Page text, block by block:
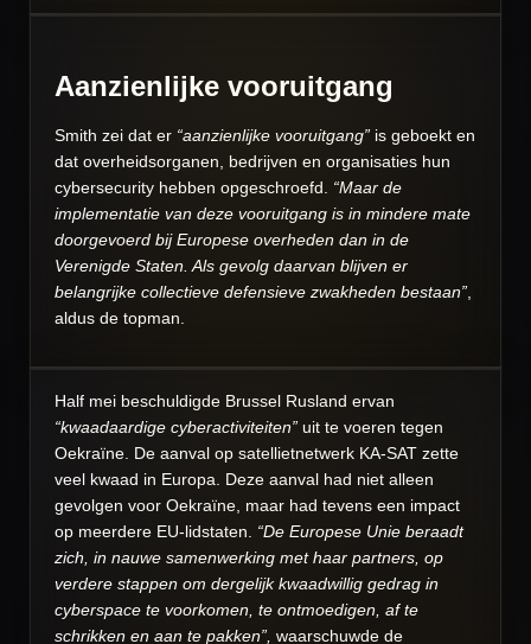
Aanzienlijke vooruitgang
Smith zei dat er “aanzienlijke vooruitgang” is geboekt en
dat overheidsorganen, bedrijven en organisaties hun
cybersecurity hebben opgeschroefd. “Maar de
implementatie van deze vooruitgang is in mindere mate
doorgevoerd bij Europese overheden dan in de
Verenigde Staten. Als gevolg daarvan blijven er
belangrijke collectieve defensieve zwakheden bestaan”
aldus de topman.
Half mei beschuldigde Brussel Rusland ervan
“kwaadaardige cyberactiviteiten” uit te voeren tegen
Oekraïne. De aanval op satellietnetwerk KA-SAT zette
veel kwaad in Europa. Deze aanval had niet alleen
gevolgen voor Oekraïne, maar had tevens een impact
op meerdere EU-lidstaten. “De Europese Unie beraadt
zich, in nauwe samenwerking met haar partners, op
verdere stappen om dergelijk kwaadwillig gedrag in
cyberspace te voorkomen, te ontmoedigen, af te
schrikken en aan te pakken”, waarschuwde de